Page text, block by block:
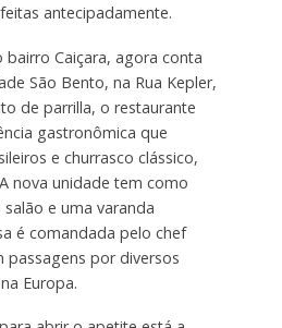
antecipadamente.
bairro Caiçara, agora conta
São Bento, na Rua Kepler,
de parrilla, o restaurante
gastronômica que
e churrasco clássico,
nova unidade tem como
e uma varanda
é comandada pelo chef
passagens por diversos
Europa.